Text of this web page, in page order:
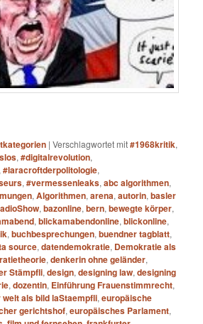
|Verschlagwortet mit#1968kritik,
,#digitalrevolution,
,#laracroftderpolitologie,
,#vermessenleaks,abc algorithmen,
,Algorithmen,arena,autorin,basler
,bazonline,bern,bewegte körper,
,blickamabendonline,blickonline,
,buchbesprechungen,buendner tagblatt,
source,datendemokratie, Demokratie als
,denkerin ohne geländer,
Stämpfli,design,designing law,designing
,dozentin, Einführung Frauenstimmrecht,
als bild laStaempfli,europäische
gerichtshof,europäisches Parlament,